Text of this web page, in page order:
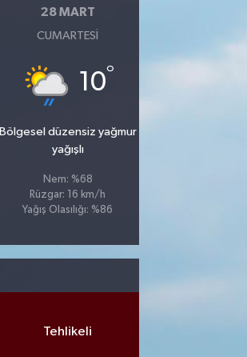
28 MART
CUMARTESI
10°
Bölgesel düzensiz yağmur
yağışlı
Nem: %68
Rüzgar: 16 km/h
Yağış Olasılığı: %86
Tehlikeli